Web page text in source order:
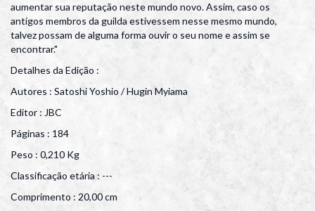
aumentar sua reputação neste mundo novo. Assim, caso os
antigos membros da guilda estivessem nesse mesmo mundo,
talvez possam de alguma forma ouvir o seu nome e assim se
encontrar."
Detalhes da Edição :
Autores : Satoshi Yoshio / Hugin Myiama
Editor : JBC
Páginas : 184
Peso : 0,210 Kg
Classificação etária : ---
Comprimento : 20,00 cm